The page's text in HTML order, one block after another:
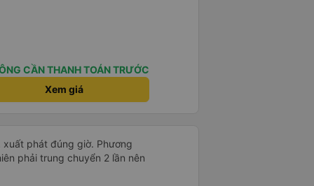
CẦN THANH TOÁN TRƯỚC
Xem giá
phát đúng giờ. Phương
phải trung chuyển 2 lần nên